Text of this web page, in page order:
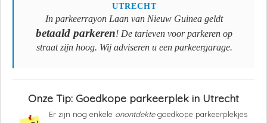
UTRECHT
In parkeerrayon Laan van Nieuw Guinea geldt
betaald parkeren! De tarieven voor parkeren op
straat zijn hoog. Wij adviseren u een parkeergarage.
Onze Tip: Goedkope parkeerplek in Utrecht
Er zijn nog enkele onontdektegoedkope parkeerplekjes